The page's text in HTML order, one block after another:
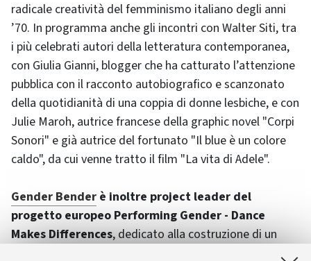
radicale creatività del femminismo italiano degli anni
’70. In programma anche gli incontri con Walter Siti, tra
i più celebrati autori della letteratura contemporanea,
con Giulia Gianni, blogger che ha catturato l’attenzione
pubblica con il racconto autobiografico e scanzonato
della quotidianità di una coppia di donne lesbiche, e con
Julie Maroh, autrice francese della graphic novel "Corpi
Sonori" e già autrice del fortunato "Il blue è un colore
caldo", da cui venne tratto il film "La vita di Adele".
Gender Bender è inoltre project leader del
progetto europeo Performing Gender - Dance
Makes Differences, dedicato alla costruzione di un